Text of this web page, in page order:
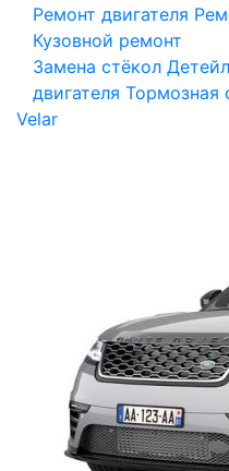
Ремонт двигателя
Кузовной ремонт
Замена стёкол
двигателя Тормозная
Velar